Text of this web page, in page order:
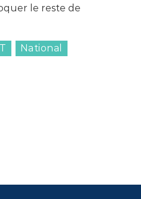
le reste de
National